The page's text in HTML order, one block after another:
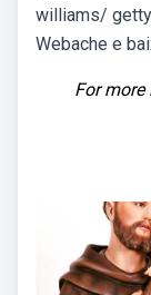
williams/
Webache e
For